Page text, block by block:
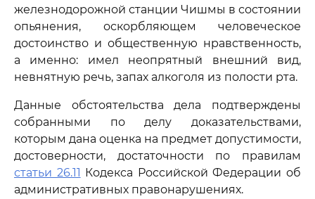
железнодорожной станции Чишмы в состоянии
опьянения, оскорбляющем человеческое
достоинство и общественную нравственность,
а именно: имел неопрятный внешний вид,
невнятную речь, запах алкоголя из полости рта.
Данные обстоятельства дела подтверждены
собранными по делу доказательствами,
которым дана оценка на предмет допустимости,
достоверности, достаточности по правилам
статьи 26.11 Кодекса Российской Федерации об
административных правонарушениях.